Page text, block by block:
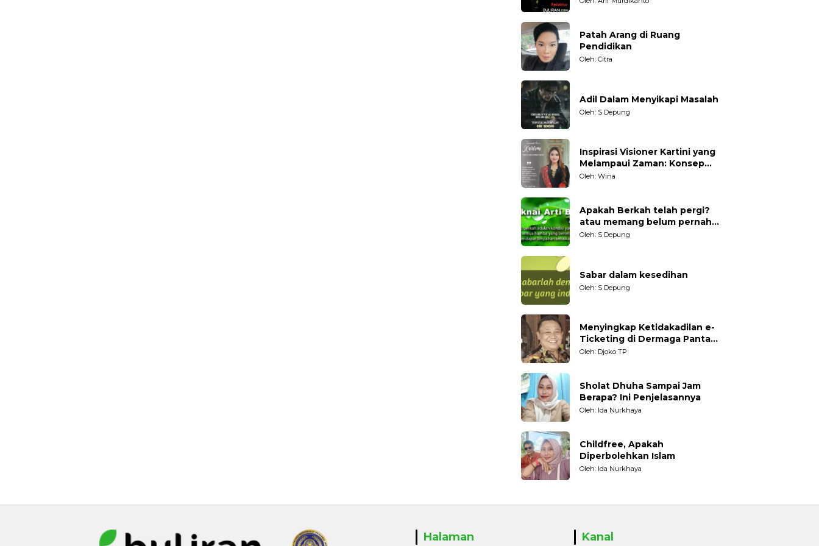
Patah Arang di Ruang
Pendidikan
Oleh: Citra
Adil Dalam Menyikapi Masalah
Oleh: S Depung
Inspirasi Visioner Kartini yang
Melampaui Zaman: Konsep
Kecakapan Hidup bagi
Oleh: Wina
Apakah Berkah telah pergi?
atau memang belum pernah
datang?
Oleh: S Depung
Sabar dalam kesedihan
Oleh: S Depung
Menyingkap Ketidakadilan e-
Ticketing di Dermaga Pantai
Kartini Jepara, terhadap
Oleh: Djoko TP
Sholat Dhuha Sampai Jam
Berapa? Ini Penjelasannya
Oleh: Ida Nurkhaya
Childfree, Apakah
Diperbolehkan Islam
Oleh: Ida Nurkhaya
Halaman Kanal